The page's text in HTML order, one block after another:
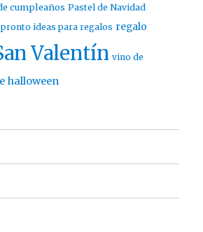
cumpleaños Pastel de Navidad
pronto ideas para regalos regalo
Valentín vino de
halloween